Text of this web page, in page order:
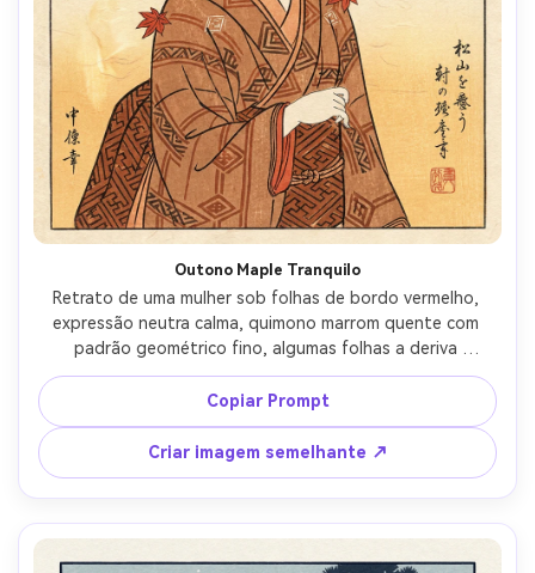
Outono Maple Tranquilo
Retrato de uma mulher sob folhas de bordo vermelho,
expressão neutra calma, quimono marrom quente com
padrão geométrico fino, algumas folhas a deriva
passando seu ombro, luz dourada do outono mostrada
como gradientes suaves, linhas de contorno limpas,
paleta limitada de vermilião, sienna e tinta preta, textura
de papel e grão de madeira visível, humor nostálgico
suave, lente de 85mm, profundidade de campo rasa-AR
4:5
Copiar Prompt
Criar imagem semelhante ↗